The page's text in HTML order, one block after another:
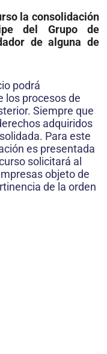
la consolidación
del Grupo de
de alguna de
podrá
los procesos de
Siempre que
adquiridos
Para este
es presentada
solicitará al
objeto de
de la orden